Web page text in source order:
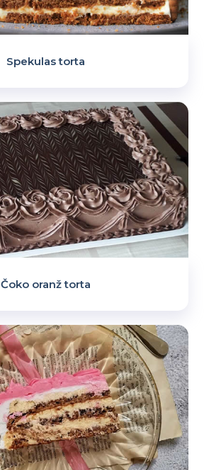
Spekulas torta
Čoko oranž torta